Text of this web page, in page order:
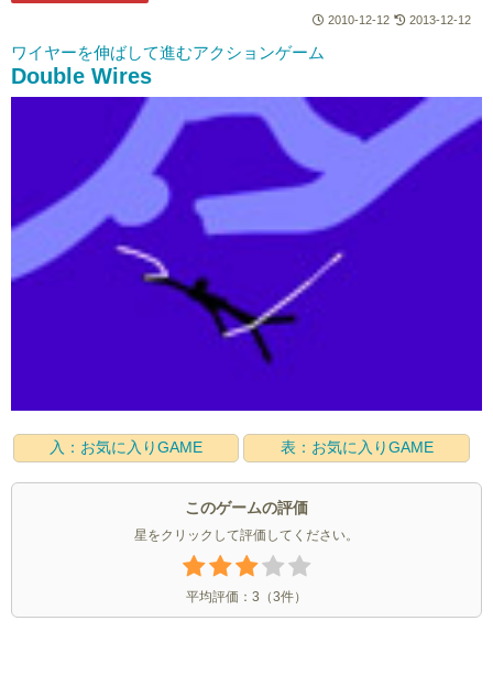
2010-12-12 2013-12-12
ワイヤーを伸ばして進むアクションゲーム
Double Wires
入：お気に入りGAME 表：お気に入りGAME
このゲームの評価
星をクリックして評価してください。
平均評価： 3 （3件）